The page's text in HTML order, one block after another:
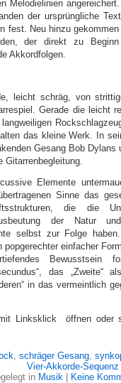
Melodielinien
der ursprüngliche
fest. Neu hinzu gekommen
der direkt zu
Akkordfolgen.
leicht schräg, von
Gerade die leicht
das kleine Werk. In
Gesang Bob Dylans
Elemente
Sinne das
die die
der Natur
selbst zur Folge
popgerechter einfacher
Bewusstsein
das „Zweite“
in das vermeintlich
Linksklick öffnen oder
schräger Gesang
Vier-Akkorde-Sequenz
in Musik Keine